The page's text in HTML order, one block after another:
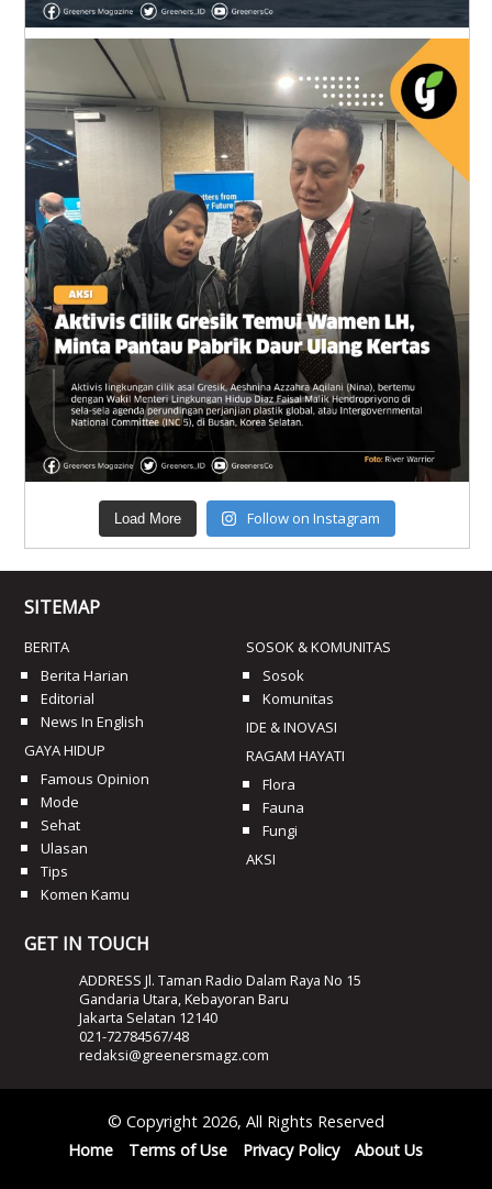
Load More Follow on Instagram
SITEMAP
BERITA
Berita Harian
Editorial
News In English
GAYA HIDUP
Famous Opinion
Mode
Sehat
Ulasan
Tips
Komen Kamu
SOSOK & KOMUNITAS
Sosok
Komunitas
IDE & INOVASI
RAGAM HAYATI
Flora
Fauna
Fungi
AKSI
GET IN TOUCH
ADDRESS Jl. Taman Radio Dalam Raya No 15
Gandaria Utara, Kebayoran Baru
Jakarta Selatan 12140
021-72784567/48
redaksi@greenersmagz.com
© Copyright 2026, All Rights Reserved
Home
Terms of Use Privacy Policy About Us